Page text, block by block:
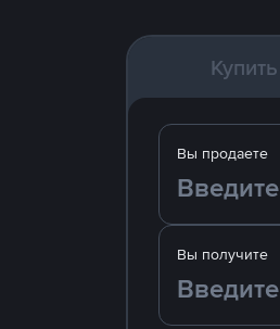
Купить
Вы получите
Вы продаете